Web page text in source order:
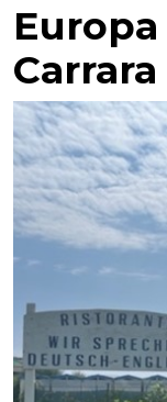
Europa
Carrara